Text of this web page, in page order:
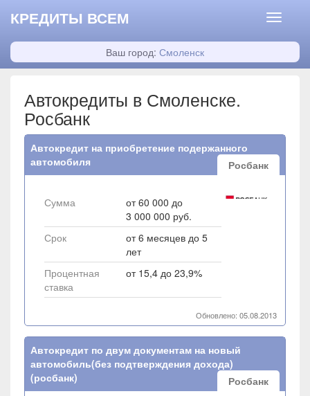
КРЕДИТЫ ВСЕМ
Ваш город: Смоленск
Автокредиты в Смоленске.
Росбанк
Автокредит на приобретение подержанного
автомобиля
Росбанк
Сумма
от 60 000 до
3 000 000 руб.
Срок
от 6 месяцев до 5
лет
Процентная
ставка
от 15,4 до 23,9%
Обновлено: 05.08.2013
Автокредит по двум документам на новый
автомобиль(без подтверждения дохода)
(росбанк)
Росбанк